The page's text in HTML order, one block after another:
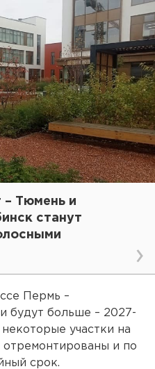
– Тюмень и
станут
Пермь –
будут больше – 2027-
участки на
и по
срок.